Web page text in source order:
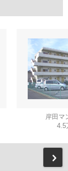
岸田マ
4.5